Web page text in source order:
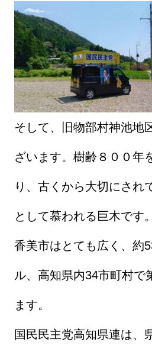
そして、旧物部村神池地
ざいます。樹齢８００年
り、古くから大切にされ
として慕われる巨木です。
香美市はとても広く、約
ル、高知県内34市町村で
ます。
国民民主党高知県連は、